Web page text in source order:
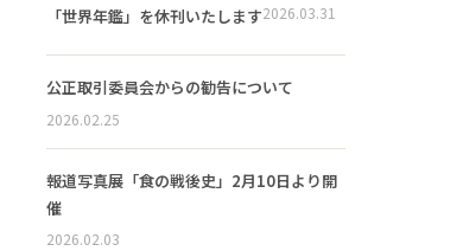
「世界年鑑」を休刊いたします2026.03.31
公正取引委員会からの勧告について
2026.02.25
報道写真展「食の戦後史」2月10日より開
催
2026.02.03